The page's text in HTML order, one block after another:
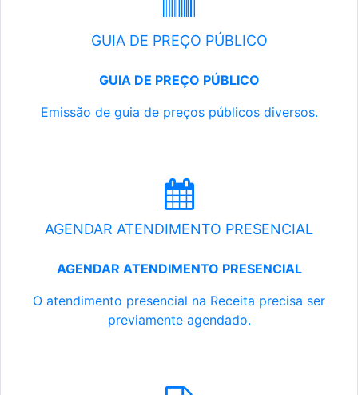
GUIA DE PREÇO PÚBLICO
GUIA DE PREÇO PÚBLICO
Emissão de guia de preços públicos diversos.
AGENDAR ATENDIMENTO PRESENCIAL
AGENDAR ATENDIMENTO PRESENCIAL
O atendimento presencial na Receita precisa ser
previamente agendado.